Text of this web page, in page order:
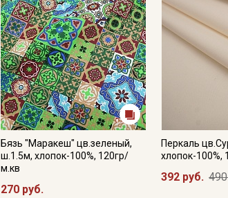
Бязь "Маракеш" цв.зеленый,
ш.1.5м, хлопок-100%, 120гр/
м.кв
270 руб.
Перкаль
хлопок-100%,
392 руб.